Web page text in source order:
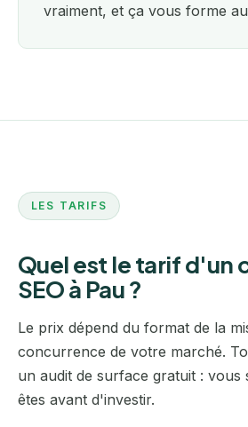
vraiment, et ça vous forme
LES TARIFS
Quel est le tarif d'un
SEO à Pau ?
Le prix dépend du format de la
concurrence de votre marché.
un audit de surface gratuit : vous
êtes avant d'investir.